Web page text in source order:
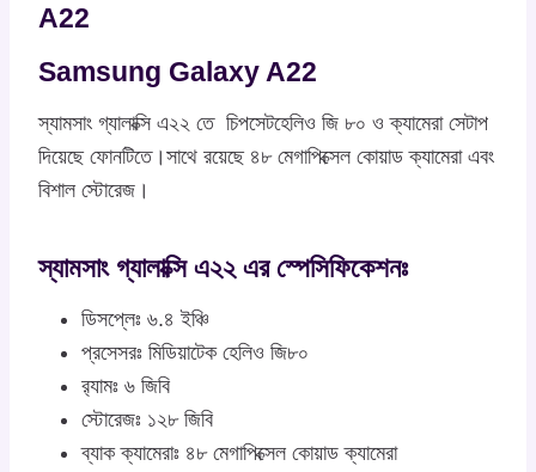
A22
Samsung Galaxy A22
স্যামসাং গ্যালাক্সি এ২২ তে চিপসেটহেলিও জি ৮০ ও ক্যামেরা সেটাপ
দিয়েছে ফোনটিতে।সাথে রয়েছে ৪৮ মেগাপিক্সেল কোয়াড ক্যামেরা এবং
বিশাল স্টোরেজ।
স্যামসাং গ্যালাক্সি এ২২ এর স্পেসিফিকেশনঃ
ডিসপ্লেঃ ৬.৪ ইঞ্চি
প্রসেসরঃ মিডিয়াটেক হেলিও জি৮০
র‍্যামঃ ৬ জিবি
স্টোরেজঃ ১২৮ জিবি
ব্যাক ক্যামেরাঃ ৪৮ মেগাপিক্সেল কোয়াড ক্যামেরা